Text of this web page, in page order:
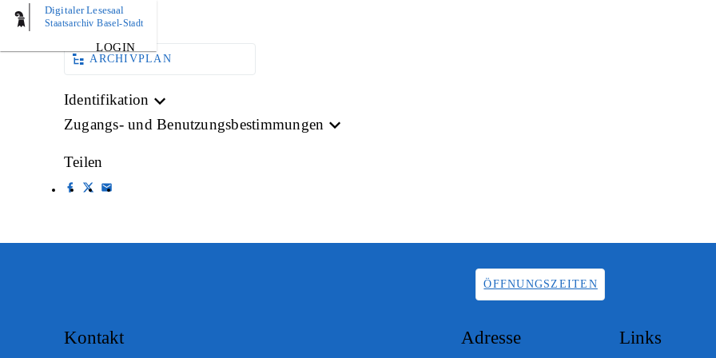
Digitaler Lesesaal
Staatsarchiv Basel-Stadt
LOGIN
AKTE
ARCHIVPLAN
Identifikation
Zugangs- und Benutzungsbestimmungen
Teilen
ÖFFNUNGSZEITEN
Kontakt Adresse Links